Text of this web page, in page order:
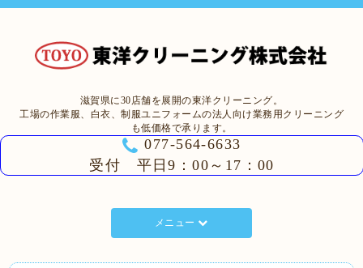
滋賀県に30店舗を展開の東洋クリーニング。
工場の作業服、白衣、制服ユニフォームの法人向け業務用クリーニング
も低価格で承ります。
077-564-6633
受付 平日9：00～17：00
メニュー